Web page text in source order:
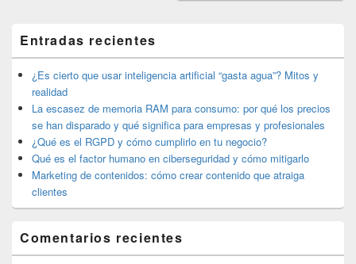
de
widget
barra
lateral
primaria
Entradas recientes
¿Es cierto que usar inteligencia artificial “gasta agua”? Mitos y
realidad
La escasez de memoria RAM para consumo: por qué los precios
se han disparado y qué significa para empresas y profesionales
¿Qué es el RGPD y cómo cumplirlo en tu negocio?
Qué es el factor humano en ciberseguridad y cómo mitigarlo
Marketing de contenidos: cómo crear contenido que atraiga
clientes
Comentarios recientes